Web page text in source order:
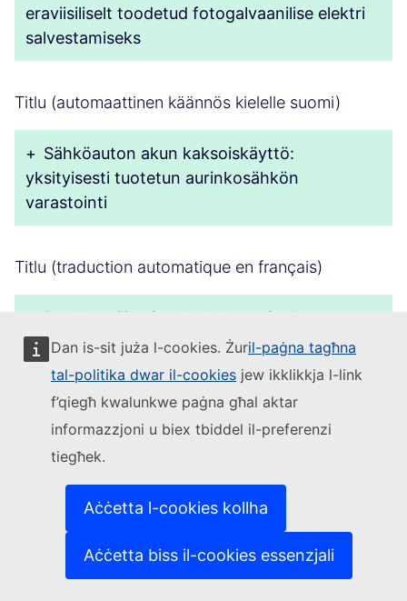
Dan is-sit juża l-cookies. Żuril-paġna tagħna
tal-politika dwar il-cookies jew ikklikkja l-link
f’qiegħ kwalunkwe paġna għal aktar
informazzjoni u biex tbiddel il-preferenzi
tiegħek.
Aċċetta l-cookies kollha
Aċċetta biss il-cookies essenzjali
eraviisiliselt toodetud fotogalvaanilise elektri
salvestamiseks
Titlu (automaattinen käännös kielelle suomi)
+ Sähköauton akun kaksoiskäyttö:
yksityisesti tuotetun aurinkosähkön
varastointi
Titlu (traduction automatique en français)
+ Double utilisation de la batterie d’une
voiture électrique: pour le stockage de
l’électricité photovoltaïque produite à titre
Titlu (automatic translation in Gaeilge)
Dé-úsáid cheallra cairr leictrigh: chun
leictreachas fótavoltach a ghintear go
príobháideach a stóráil